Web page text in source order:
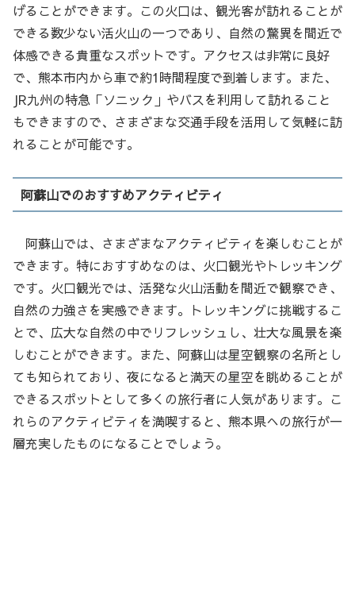
げることができます。この火口は、観光客が訪れることが
できる数少ない活火山の一つであり、自然の驚異を間近で
体感できる貴重なスポットです。アクセスは非常に良好
で、熊本市内から車で約1時間程度で到着します。また、
JR九州の特急「ソニック」やバスを利用して訪れること
もできますので、さまざまな交通手段を活用して気軽に訪
れることが可能です。
阿蘇山でのおすすめアクティビティ
阿蘇山では、さまざまなアクティビティを楽しむことが
できます。特におすすめなのは、火口観光やトレッキング
です。火口観光では、活発な火山活動を間近で観察でき、
自然の力強さを実感できます。トレッキングに挑戦するこ
とで、広大な自然の中でリフレッシュし、壮大な風景を楽
しむことができます。また、阿蘇山は星空観察の名所とし
ても知られており、夜になると満天の星空を眺めることが
できるスポットとして多くの旅行者に人気があります。こ
れらのアクティビティを満喫すると、熊本県への旅行が一
層充実したものになることでしょう。